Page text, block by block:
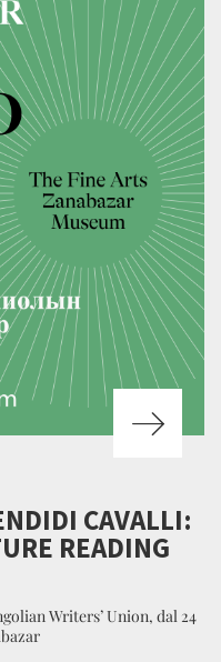
CAVALLI:
READING
Writers’ Union, dal 24